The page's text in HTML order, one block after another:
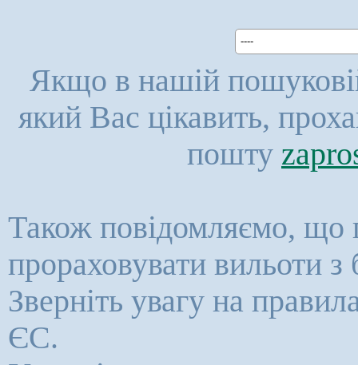
----
Якщо в нашій
який Вас цікавить,
пошту
Також повідомляємо, що
прораховувати вильоти
Зверніть увагу на
ЄС.